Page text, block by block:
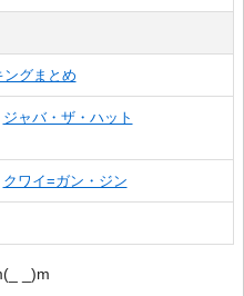
グまとめ
ジャバ・ザ・ハット
クワイ=ガン・ジン
_)m